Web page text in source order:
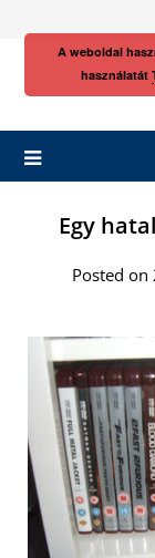
Egy
Posted
A weboldal
használatát